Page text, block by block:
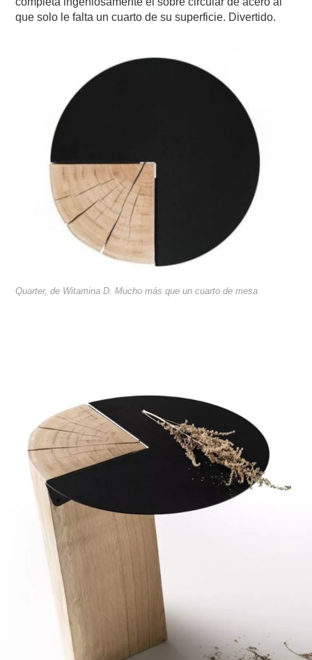
que solo le falta un cuarto de su superficie. Divertido.
Quarter, de Witamina D. Mucho más que un cuarto de mesa